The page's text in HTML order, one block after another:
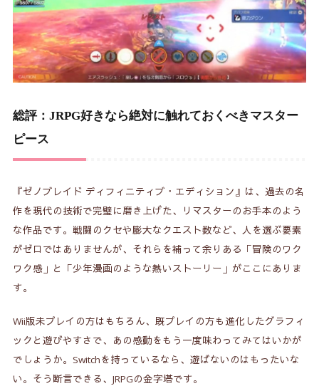
総評：JRPG好きなら絶対に触れておくべきマスター
ピース
『ゼノブレイド ディフィニティブ・エディション』は、過去の名
作を現代の技術で完璧に磨き上げた、リマスターのお手本のよう
な作品です。戦闘のクセや膨大なクエスト数など、人を選ぶ要素
がゼロではありませんが、それらを補って余りある「冒険のワク
ワク感」と「少年漫画のような熱いストーリー」がここにありま
す。
Wii版未プレイの方はもちろん、既プレイの方も進化したグラフィ
ックと遊びやすさで、あの感動をもう一度味わってみてはいかが
でしょうか。Switchを持っているなら、遊ばないのはもったいな
い。そう断言できる、JRPGの金字塔です。